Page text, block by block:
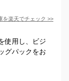
を楽天でチェック >>
使用し、ビジ
グパックをお